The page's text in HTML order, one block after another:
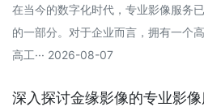
在当今的数字化时代，专业影像服务
的一部分。对于企业而言，拥有一个
高工··· 2026-08-07
深入探讨金缘影像的专业影